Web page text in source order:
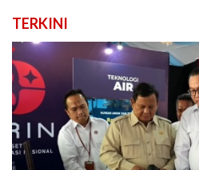
TERKINI